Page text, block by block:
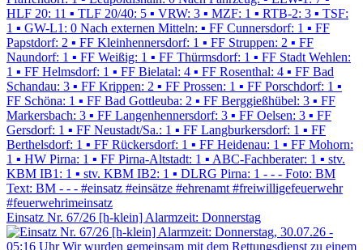
Einsatz Nr. 67/26 [h-klein] Alarmzeit: Donnerstag